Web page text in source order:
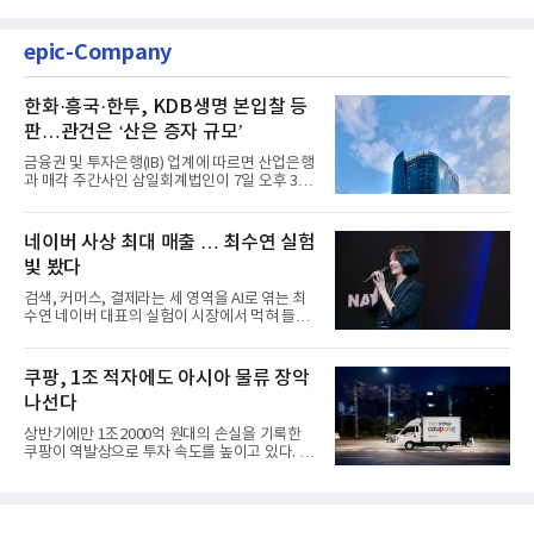
epic-Company
한화·흥국·한투, KDB생명 본입찰 등
판…관건은 ‘산은 증자 규모’
금융권 및 투자은행(IB) 업계에 따르면 산업은행
과 매각 주간사인 삼일회계법인이 7일 오후 3시
네이버 사상 최대 매출 … 최수연 실험
빛 봤다
검색, 커머스, 결제라는 세 영역을 AI로 엮는 최
수연 네이버 대표의 실험이 시장에서 먹혀 들어
쿠팡, 1조 적자에도 아시아 물류 장악
나선다
상반기에만 1조2000억 원대의 손실을 기록한
쿠팡이 역발상으로 투자 속도를 높이고 있다. 이